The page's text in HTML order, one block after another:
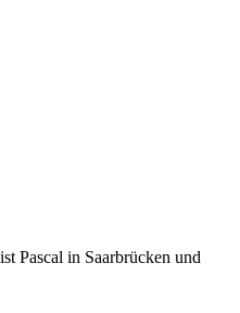
Pascal in Saarbrücken und